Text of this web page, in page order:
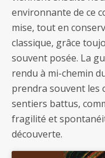
environnante de ce
mise, tout en
classique, grâce
souvent posée. La
rendu à mi-chemin
prendra souvent les
sentiers battus,
fragilité et
découverte.